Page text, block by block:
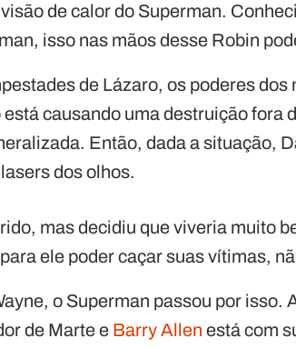
de calor do Superman.
isso nas mãos desse Robin
de Lázaro, os poderes
causando uma destruição fora
Então, dada a situação,
dos olhos.
mas decidiu que viveria muito
ele poder caçar suas vítimas,
o Superman passou por isso.
de Marte e Barry Allen está com